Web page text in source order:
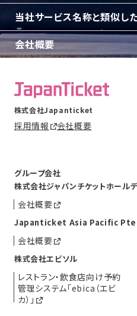
当社サービス名称と類似し
会社概要
グループ会社
株式会社ジャパンチケットホール
会社概要
Japanticket Asia Pacific
会社概要
株式会社エビソル
レストラン・飲食店向け予約
管理システム「ebica（エビ
カ）」
株式会社Japanticket
採用情報 会社概要